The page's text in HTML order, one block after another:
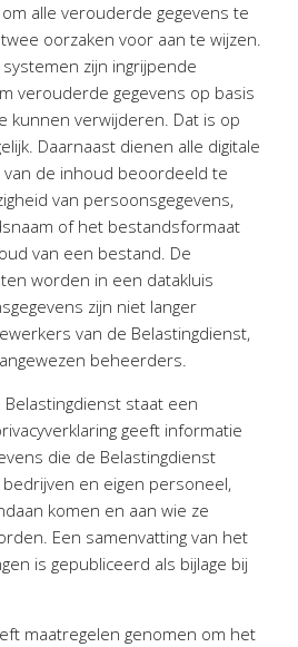
dossiers
alle verouderde gegevens te
oorzaken voor aan te wijzen.
zijn ingrijpende
verouderde gegevens op basis
kunnen verwijderen. Dat is op
Daarnaast dienen alle digitale
de inhoud beoordeeld te
van persoonsgegevens,
of het bestandsformaat
van een bestand. De
worden in een datakluis
zijn niet langer
van de Belastingdienst,
beheerders.
staat een
geeft informatie
die de Belastingdienst
en eigen personeel,
komen en aan wie ze
Een samenvatting van het
is gepubliceerd als bijlage bij
maatregelen genomen om het